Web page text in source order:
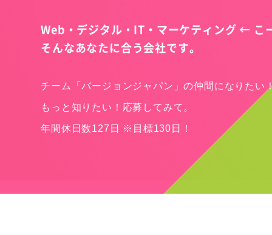
Web・デジタル・IT・マーケティング ← こ
そんなあなたに合う会社です。
チーム「バージョンジャパン」の仲間になりたい
もっと知りたい！応募してみて。
年間休日数127日 ※目標130日！